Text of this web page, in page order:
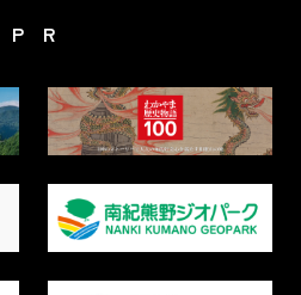
PR